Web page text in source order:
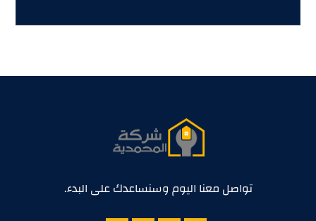
تواصل معنا اليوم وسنساعدك على البدء.